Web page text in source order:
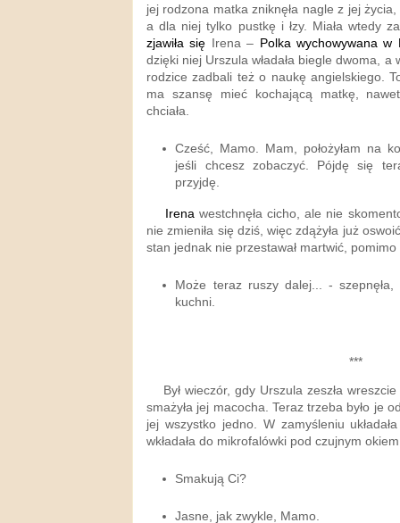
jej rodzona matka zniknęła nagle z jej
a dla niej tylko pustkę i łzy. Miała wtedy
zjawiła się Irena – Polka wychowywana
dzięki niej Urszula władała biegle dwoma, a
rodzice zadbali też o naukę angielskiego.
ma szansę mieć kochającą matkę,
chciała.
Cześć, Mamo. Mam, położyłam na
jeśli chcesz zobaczyć. Pójdę się
przyjdę.
Irenawestchnęła cicho, ale nie
nie zmieniła się dziś, więc zdążyła już
stan jednak nie przestawał martwić, pomimo
Może teraz ruszy dalej... - szepnęła,
kuchni.
***
Był wieczór, gdy Urszula zeszła
smażyła jej macocha. Teraz trzeba było je
jej wszystko jedno. W zamyśleniu
wkładała do mikrofalówki pod czujnym
Smakują Ci?
Jasne, jak zwykle, Mamo.